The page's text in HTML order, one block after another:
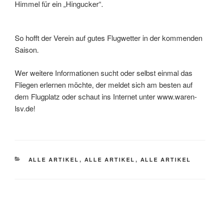
Himmel für ein „Hingucker“.
So hofft der Verein auf gutes Flugwetter in der kommenden
Saison.
Wer weitere Informationen sucht oder selbst einmal das
Fliegen erlernen möchte, der meldet sich am besten auf
dem Flugplatz oder schaut ins Internet unter www.waren-
lsv.de!
KATEGORIEN
ALLE ARTIKEL , ALLE ARTIKEL , ALLE ARTIKEL